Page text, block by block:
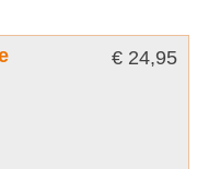
€ 24,95